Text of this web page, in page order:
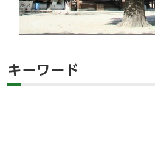
キーワード